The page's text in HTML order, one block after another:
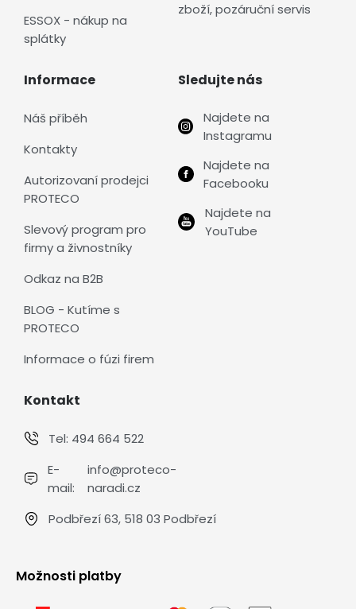
ESSOX - nákup na
splátky
zboží, pozáruční servis
Informace
Náš příběh
Kontakty
Autorizovaní prodejci
PROTECO
Slevový program pro
firmy a živnostníky
Odkaz na B2B
BLOG - Kutíme s
PROTECO
Informace o fúzi firem
Sledujte nás
Najdete na
Instagramu
Najdete na
Facebooku
Najdete na
YouTube
Kontakt
Tel: 494 664 522
E-
mail:
info@proteco-
naradi.cz
Podbřezí 63, 518 03 Podbřezí
Možnosti platby